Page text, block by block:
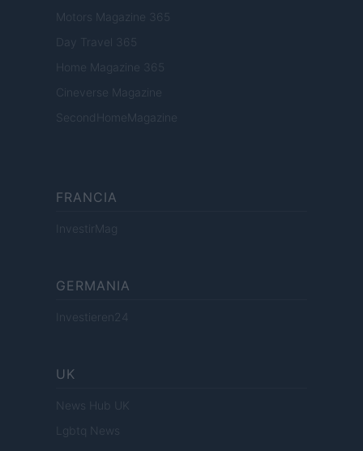
Motors Magazine 365
Day Travel 365
Home Magazine 365
Cineverse Magazine
SecondHomeMagazine
FRANCIA
InvestirMag
GERMANIA
Investieren24
UK
News Hub UK
Lgbtq News